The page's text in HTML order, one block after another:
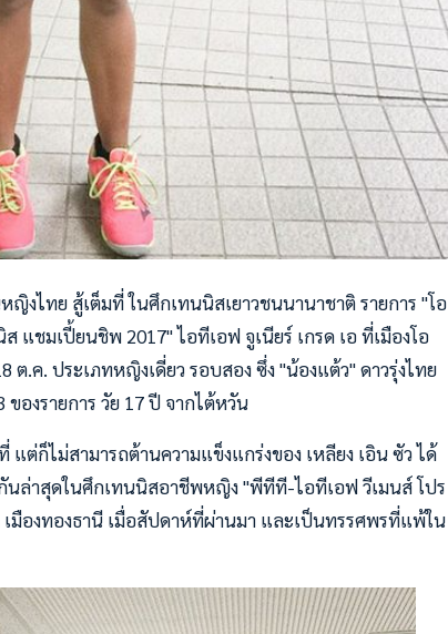
งไทย สู้เต็มที่ ในศึกเทนนิสเยาวชนนานาชาติ รายการ "โอ
แชมเปี้ยนชิพ 2017" ไอทีเอฟ จูเนียร์ เกรด เอ ที่เมืองโอ
.ค. ประเภทหญิงเดี่ยว รอบสอง ซึ่ง "น้องแต้ว" ดาวรุ่งไทย
องรายการ วัย 17 ปี จากไต้หวัน
ต่ก็ไม่สามารถต้านความแข็งแกร่งของ เหลียง เอิน ซัว ได้
ล่าสุดในศึกเทนนิสอาชีพหญิง "พีทีที-ไอทีเอฟ วีเมนส์ โปร
องทองธานี เมื่อสัปดาห์ที่ผ่านมา และเป็นทรรศพรที่แพ้ใน